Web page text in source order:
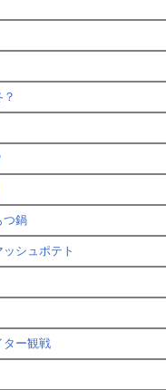
つ鍋
シュポテト
ー観戦